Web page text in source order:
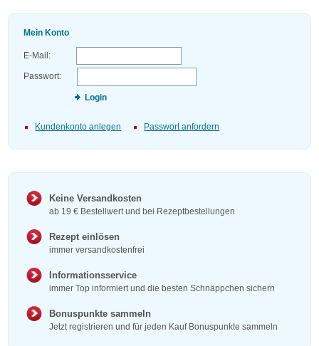
Mein Konto
E-Mail:
Passwort:
Login
Kundenkonto anlegen Passwort anfordern
Keine Versandkosten
ab 19 € Bestellwert und bei Rezeptbestellungen
Rezept einlösen
immer versandkostenfrei
Informationsservice
immer Top informiert und die besten Schnäppchen sichern
Bonuspunkte sammeln
Jetzt registrieren und für jeden Kauf Bonuspunkte sammeln